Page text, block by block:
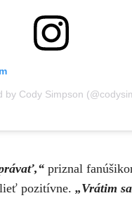
by Cody Simpson
priznal
pozitívne. „Vrátim